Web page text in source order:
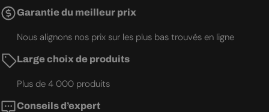
Garantie du meilleur prix
Nous alignons nos prix sur les plus bas trouvés en ligne
Large choix de produits
Plus de 4 000 produits
Conseils d’expert